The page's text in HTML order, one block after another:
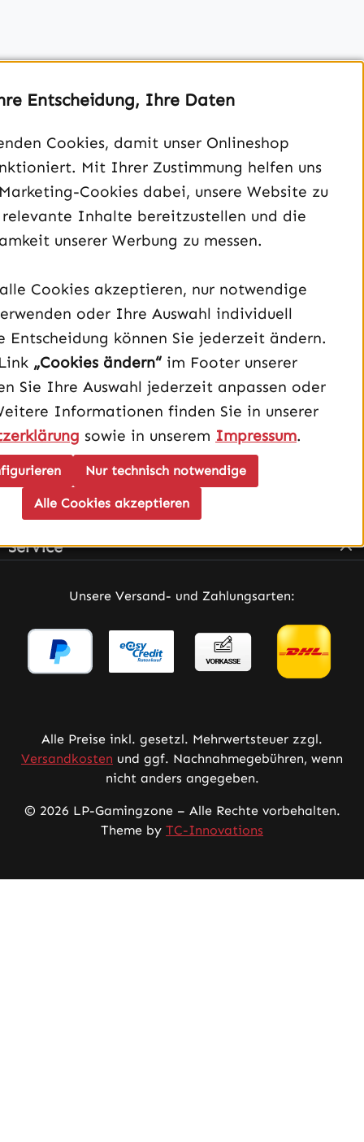
040 – 182 295 901
Mo-Fr, 08:00 - 16:00 Uhr
Vertrag widerrufen
Schau auf Instagram vorbei – öffnet in neuem Tab
Sieh dir unsere TikTok-Videos an – öffnet in neuem
Sieh dir unsere Videos auf YouTube an – öffnet
Infos
Service
Unsere Versand- und Zahlungsarten:
Alle Preise inkl. gesetzl. Mehrwertsteuer zzgl.
Versandkosten und ggf. Nachnahmegebühren, wenn
nicht anders angegeben.
© 2026 LP-Gamingzone – Alle Rechte vorbehalten.
Theme by TC-Innovations
Entscheidung, Ihre Daten
Cookies, damit unser Onlineshop
Mit Ihrer Zustimmung helfen uns
Cookies dabei, unsere Website zu
relevante Inhalte bereitzustellen und die
unserer Werbung zu messen.
Cookies akzeptieren, nur notwendige
oder Ihre Auswahl individuell
Entscheidung können Sie jederzeit ändern.
„Cookies ändern“im Footer unserer
Sie Ihre Auswahl jederzeit anpassen oder
Informationen finden Sie in unserer
sowie in unserem Impressum.
Nur technisch notwendige
Alle Cookies akzeptieren